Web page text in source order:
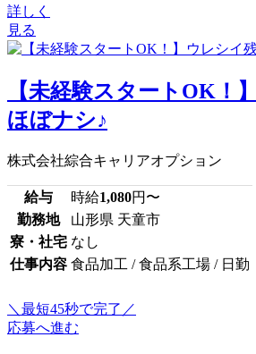
詳しく
見る
【未経験スタートOK！
ほぼナシ♪
株式会社綜合キャリアオプション
給与 時給1,080円〜
勤務地
山形県 天童市
寮・社宅 なし
仕事内容 食品加工 / 食品系工場 / 日勤
＼最短45秒で完了／
応募へ進む